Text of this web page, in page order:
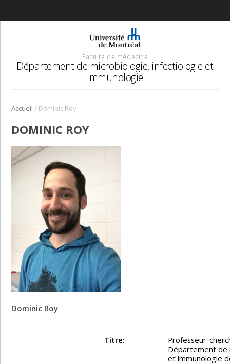
Faculté de médecine
Département de microbiologie, infectiologie et
immunologie
Accueil / Dominic Roy
DOMINIC ROY
Dominic Roy
Titre:
Professeur-
Département de
et immunologie